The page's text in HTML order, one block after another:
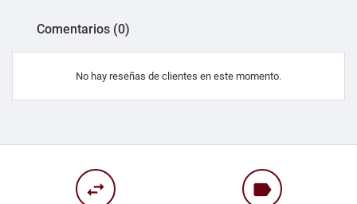
Comentarios (0)
No hay reseñas de clientes en este momento.
swap_horiz label